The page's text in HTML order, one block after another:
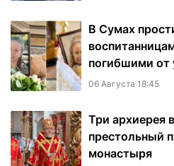
В Сумах
погибшими от
06 Августа 18:45
Три архиерея
престольный
монастыря